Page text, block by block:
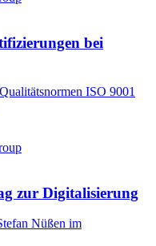
bei
ISO 9001
zur Digitalisierung
Nüßen im